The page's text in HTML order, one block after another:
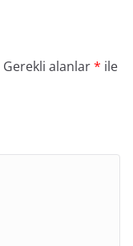
Gerekli alanlar* ile